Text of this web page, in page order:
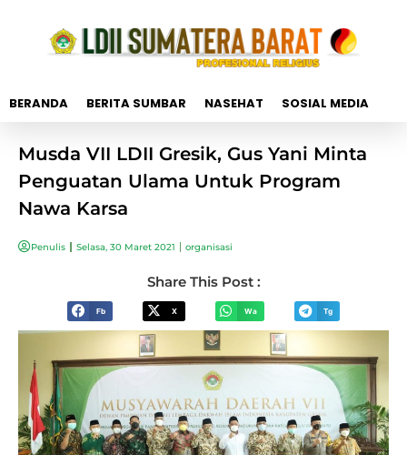
BERANDA BERITA SUMBAR NASEHAT SOSIAL MEDIA
Musda VII LDII Gresik, Gus Yani Minta
Penguatan Ulama Untuk Program
Nawa Karsa
Penulis Selasa, 30 Maret 2021 organisasi
Share This Post :
Fb X Wa Tg